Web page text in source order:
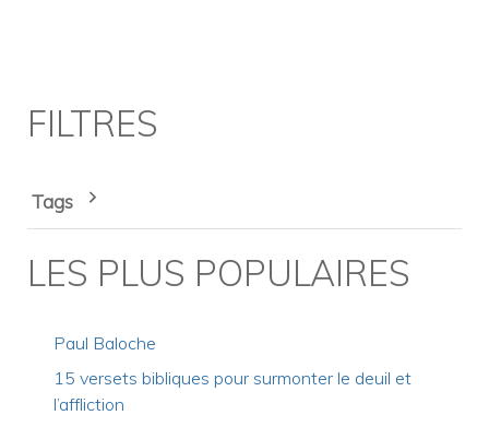
FILTRES
Tags
LES PLUS POPULAIRES
Paul Baloche
15 versets bibliques pour surmonter le deuil et
l’affliction